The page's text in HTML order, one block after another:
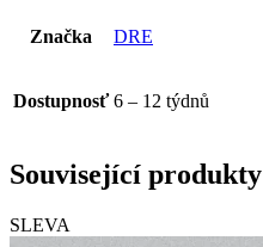
Značka DRE
Dostupnosť 6 – 12 týdnů
Související produkty
SLEVA